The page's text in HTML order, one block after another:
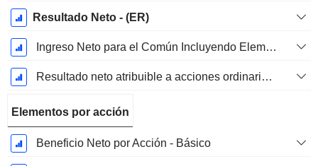
Resultado Neto - (ER)
Ingreso Neto para el Común Incluyendo Elementos Extraordinarios
Resultado neto atribuible a acciones ordinarias excl. elementos extraordinarios
Elementos por acción
Beneficio Neto por Acción - Básico